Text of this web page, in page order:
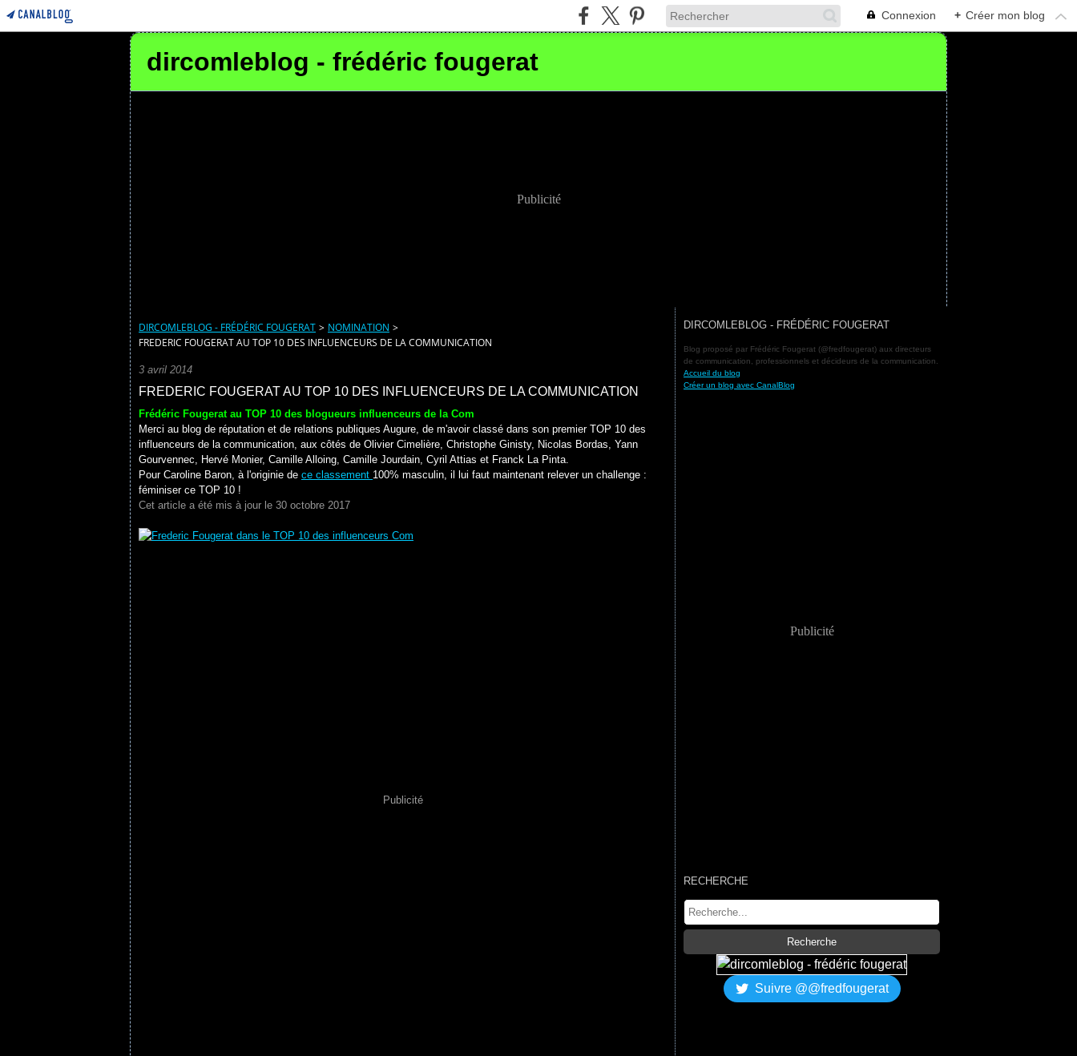
Connexion + Créer mon blog
dircomleblog - frédéric fougerat
Publicité
DIRCOMLEBLOG - FRÉDÉRIC FOUGERAT > NOMINATION >
FREDERIC FOUGERAT AU TOP 10 DES INFLUENCEURS DE LA COMMUNICATION
3 avril 2014
FREDERIC FOUGERAT AU TOP 10 DES INFLUENCEURS DE LA COMMUNICATION
Frédéric Fougerat au TOP 10 des blogueurs influenceurs de la Com
Merci au blog de réputation et de relations publiques Augure, de m'avoir classé dans son premier TOP 10 des
influenceurs de la communication, aux côtés de Olivier Cimelière, Christophe Ginisty, Nicolas Bordas, Yann
Gourvennec, Hervé Monier, Camille Alloing, Camille Jourdain, Cyril Attias et Franck La Pinta.
Pour Caroline Baron, à l'originie de ce classement 100% masculin, il lui faut maintenant relever un challenge :
féminiser ce TOP 10 !
Cet article a été mis à jour le 30 octobre 2017
Publicité
DIRCOMLEBLOG - FRÉDÉRIC FOUGERAT
Blog proposé par Frédéric Fougerat (@fredfougerat) aux directeurs
de communication, professionnels et décideurs de la communication.
Accueil du blog
Créer un blog avec CanalBlog
Publicité
RECHERCHE
Suivre @@fredfougerat